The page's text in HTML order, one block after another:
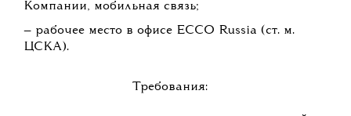
Компании, мобильная связь;
— рабочее место в офисе ECCO Russia (ст. м.
ЦСКА).
Требования: